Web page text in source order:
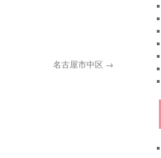
名古屋市中区 →